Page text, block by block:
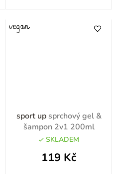
sport up sprchový gel &
šampon 2v1 200ml
SKLADEM
119 Kč